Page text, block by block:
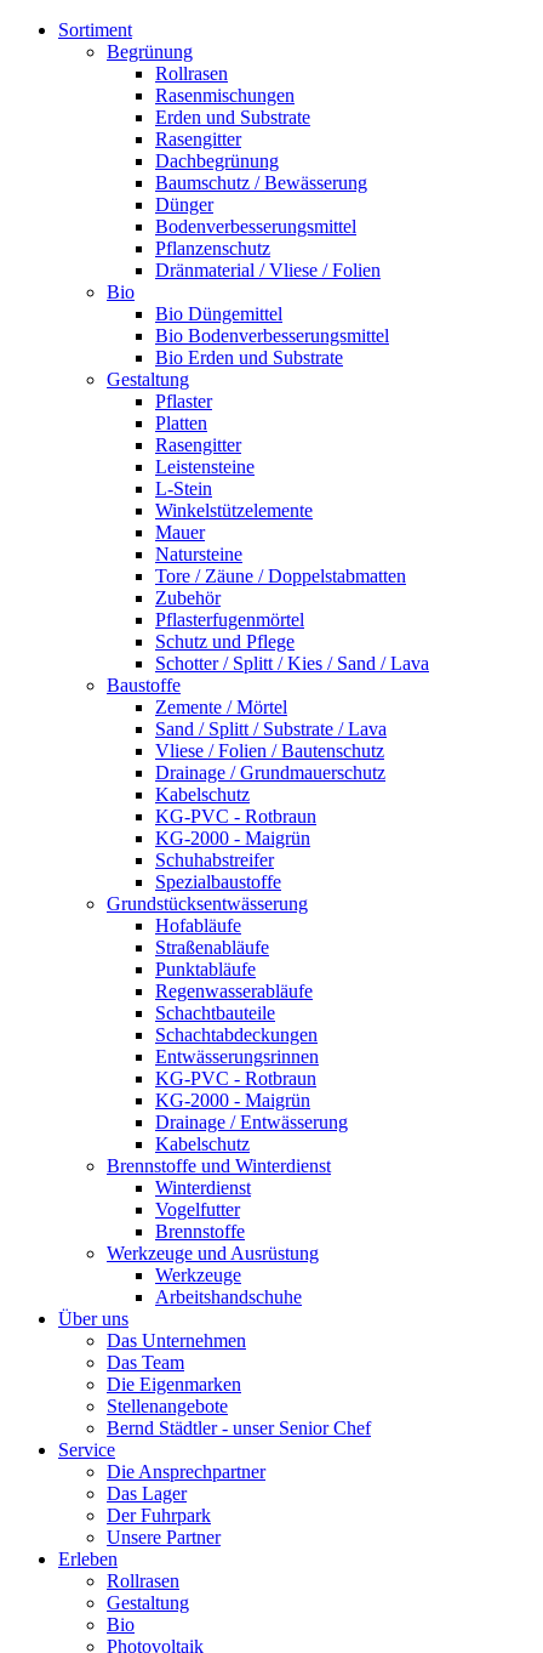
Sortiment
Begrünung
Rollrasen
Rasenmischungen
Erden und Substrate
Rasengitter
Dachbegrünung
Baumschutz / Bewässerung
Dünger
Bodenverbesserungsmittel
Pflanzenschutz
Dränmaterial / Vliese / Folien
Bio
Bio Düngemittel
Bio Bodenverbesserungsmittel
Bio Erden und Substrate
Gestaltung
Pflaster
Platten
Rasengitter
Leistensteine
L-Stein
Winkelstützelemente
Mauer
Natursteine
Tore / Zäune / Doppelstabmatten
Zubehör
Pflasterfugenmörtel
Schutz und Pflege
Schotter / Splitt / Kies / Sand / Lava
Baustoffe
Zemente / Mörtel
Sand / Splitt / Substrate / Lava
Vliese / Folien / Bautenschutz
Drainage / Grundmauerschutz
Kabelschutz
KG-PVC - Rotbraun
KG-2000 - Maigrün
Schuhabstreifer
Spezialbaustoffe
Grundstücksentwässerung
Hofabläufe
Straßenabläufe
Punktabläufe
Regenwasserabläufe
Schachtbauteile
Schachtabdeckungen
Entwässerungsrinnen
KG-PVC - Rotbraun
KG-2000 - Maigrün
Drainage / Entwässerung
Kabelschutz
Brennstoffe und Winterdienst
Winterdienst
Vogelfutter
Brennstoffe
Werkzeuge und Ausrüstung
Werkzeuge
Arbeitshandschuhe
Über uns
Das Unternehmen
Das Team
Die Eigenmarken
Stellenangebote
Bernd Städtler - unser Senior Chef
Service
Die Ansprechpartner
Das Lager
Der Fuhrpark
Unsere Partner
Erleben
Rollrasen
Gestaltung
Bio
Photovoltaik